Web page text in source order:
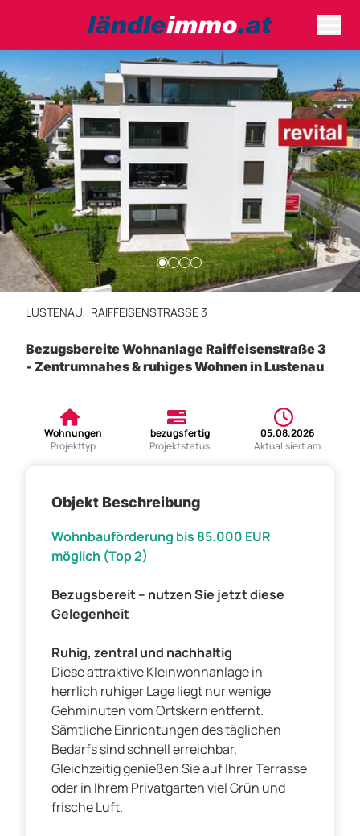
LUSTENAU, RAIFFEISENSTRASSE 3
Bezugsbereite Wohnanlage Raiffeisenstraße 3
- Zentrumnahes & ruhiges Wohnen in Lustenau
Wohnungen
Projekttyp
bezugsfertig
Projektstatus
05.08.2026
Aktualisiert am
Objekt Beschreibung
Wohnbauförderung bis 85.000 EUR
möglich (Top 2)
Bezugsbereit – nutzen Sie jetzt diese
Gelegenheit
Ruhig, zentral und nachhaltig
Diese attraktive Kleinwohnanlage in
herrlich ruhiger Lage liegt nur wenige
Gehminuten vom Ortskern entfernt.
Sämtliche Einrichtungen des täglichen
Bedarfs sind schnell erreichbar.
Gleichzeitig genießen Sie auf Ihrer Terrasse
oder in Ihrem Privatgarten viel Grün und
frische Luft.